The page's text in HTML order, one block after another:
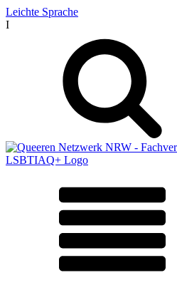
Leichte Sprache
I